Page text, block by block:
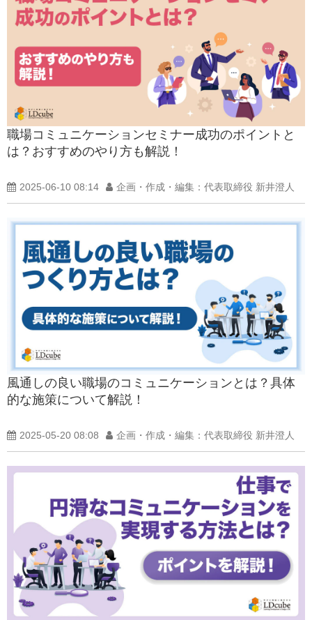
職場コミュニケーションセミナー成功のポイントと
は？おすすめのやり方も解説！
2025-06-10 08:14 企画・作成・編集：代表取締役 新井澄人
風通しの良い職場のコミュニケーションとは？具体
的な施策について解説！
2025-05-20 08:08 企画・作成・編集：代表取締役 新井澄人